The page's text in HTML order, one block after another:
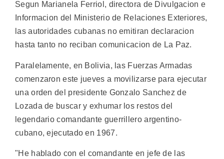
Segun Marianela Ferriol, directora de Divulgacion e
Informacion del Ministerio de Relaciones Exteriores,
las autoridades cubanas no emitiran declaracion
hasta tanto no reciban comunicacion de La Paz.
Paralelamente, en Bolivia, las Fuerzas Armadas
comenzaron este jueves a movilizarse para ejecutar
una orden del presidente Gonzalo Sanchez de
Lozada de buscar y exhumar los restos del
legendario comandante guerrillero argentino-
cubano, ejecutado en 1967.
"He hablado con el comandante en jefe de las